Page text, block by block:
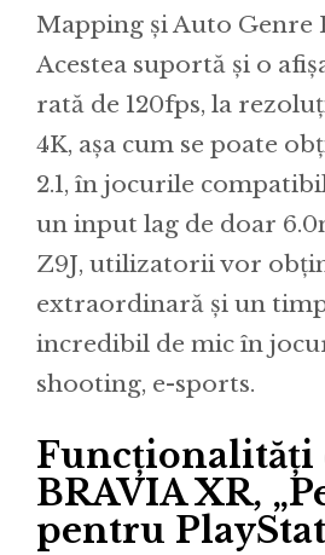
Mapping și Auto Genre
Acestea suportă și o
rată de 120fps, la
4K, așa cum se poate
2.1, în jocurile
un input lag de doar
Z9J, utilizatorii vor
extraordinară și un
incredibil de mic în
shooting, e-sports.
Funcționalități
BRAVIA XR,
pentru